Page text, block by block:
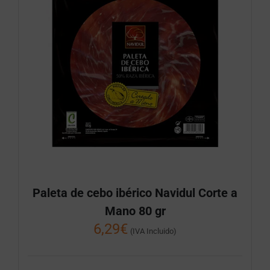
Paleta de cebo ibérico Navidul Corte a
Mano 80 gr
6,29€ (IVA Incluido)